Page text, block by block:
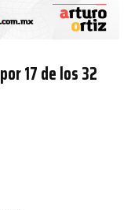
17 de los 32